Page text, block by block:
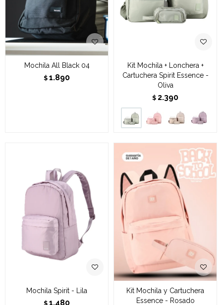
Mochila All Black 04
$ 1.890
Kit Mochila + Lonchera +
Cartuchera Spirit Essence -
Oliva
$ 2.390
Mochila Spirit - Lila
$ 1.480
Kit Mochila y Cartuchera
Essence - Rosado